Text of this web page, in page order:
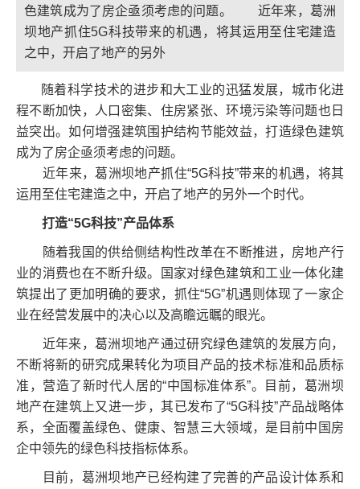
色建筑成为了房企亟须考虑的问题。 近年来，葛洲
坝地产抓住5G科技带来的机遇，将其运用至住宅建造
之中，开启了地产的另外
随着科学技术的进步和大工业的迅猛发展，城市化进
程不断加快，人口密集、住房紧张、环境污染等问题也日
益突出。如何增强建筑围护结构节能效益，打造绿色建筑
成为了房企亟须考虑的问题。
近年来，葛洲坝地产抓住“5G科技”带来的机遇，将其
运用至住宅建造之中，开启了地产的另外一个时代。
打造“5G科技”产品体系
随着我国的供给侧结构性改革在不断推进，房地产行
业的消费也在不断升级。国家对绿色建筑和工业一体化建
筑提出了更加明确的要求，抓住“5G”机遇则体现了一家企
业在经营发展中的决心以及高瞻远瞩的眼光。
近年来，葛洲坝地产通过研究绿色建筑的发展方向，
不断将新的研究成果转化为项目产品的技术标准和品质标
准，营造了新时代人居的“中国标准体系”。目前，葛洲坝
地产在建筑上又进一步，其已发布了“5G科技”产品战略体
系，全面覆盖绿色、健康、智慧三大领域，是目前中国房
企中领先的绿色科技指标体系。
目前，葛洲坝地产已经构建了完善的产品设计体系和